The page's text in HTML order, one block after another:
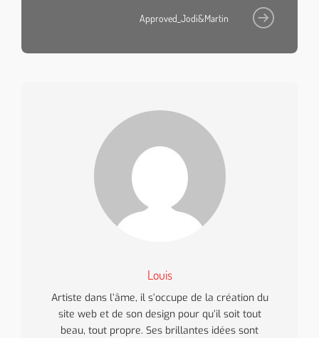
Approved_Jodi&Martin
Louis
Artiste dans l’âme, il s’occupe de la création du
site web et de son design pour qu’il soit tout
beau, tout propre. Ses brillantes idées sont